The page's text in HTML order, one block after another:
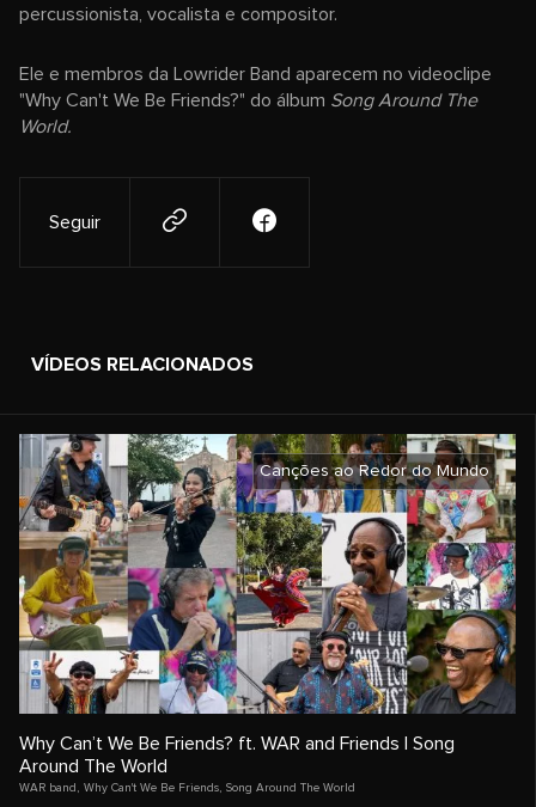
percussionista, vocalista e compositor.
Ele e membros da Lowrider Band aparecem no videoclipe
"Why Can't We Be Friends?" do álbum Song Around The
World.
Seguir
VÍDEOS RELACIONADOS
Canções ao Redor do Mundo
Why Can’t We Be Friends? ft. WAR and Friends | Song
Around The World
WAR band Why Can't We Be Friends Song Around The World